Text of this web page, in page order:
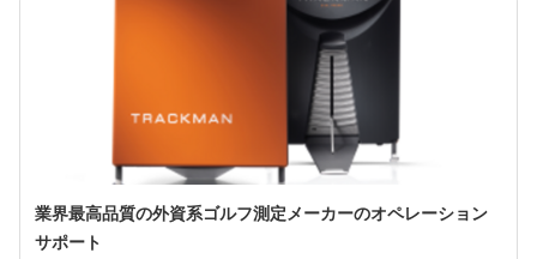
業界最高品質の外資系ゴルフ測定メーカーのオペレーション
サポート